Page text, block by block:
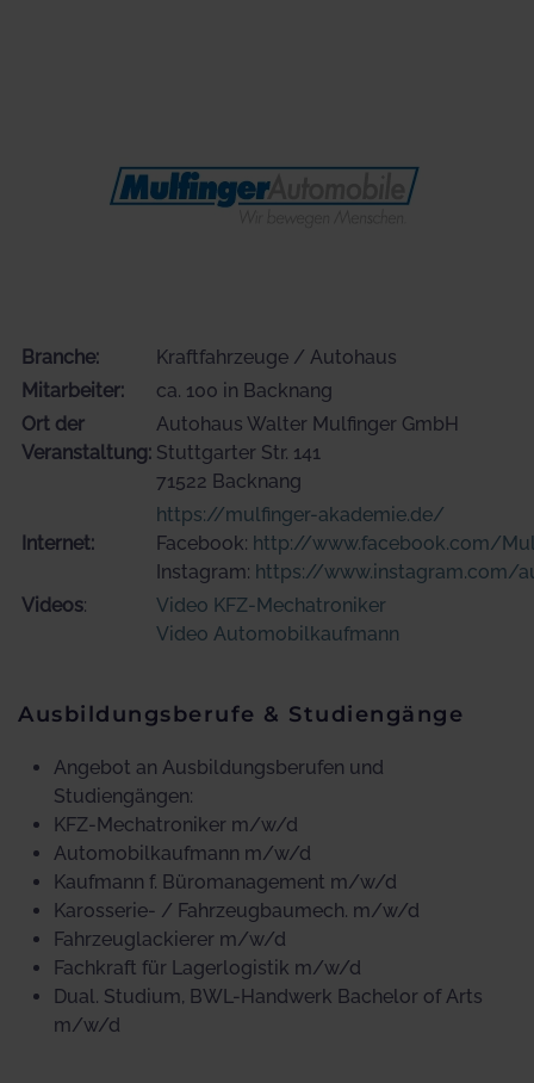
Branche:
Kraftfahrzeuge / Autohaus
Mitarbeiter:
ca. 100 in Backnang
Ort der
Veranstaltung:
Autohaus Walter Mulfinger GmbH
Stuttgarter Str. 141
71522 Backnang
Internet:
https://mulfinger-akademie.de/
Facebook: http://www.facebook.com/
Instagram: https://www.instagram.com/
Videos:
Video KFZ-Mechatroniker
Video Automobilkaufmann
Ausbildungsberufe & Studiengänge
Angebot an Ausbildungsberufen und
Studiengängen:
KFZ-Mechatroniker m/w/d
Automobilkaufmann m/w/d
Kaufmann f. Büromanagement m/w/d
Karosserie- / Fahrzeugbaumech. m/w/d
Fahrzeuglackierer m/w/d
Fachkraft für Lagerlogistik m/w/d
Dual. Studium, BWL-Handwerk Bachelor of Arts
m/w/d